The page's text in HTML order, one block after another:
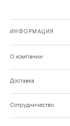
ИНФОРМАЦИЯ
О компании
Доставка
Сотрудничество